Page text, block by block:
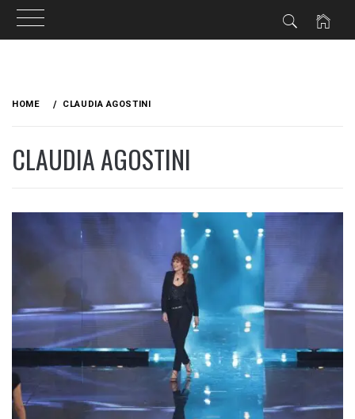
HOME CLAUDIA AGOSTINI
CLAUDIA AGOSTINI